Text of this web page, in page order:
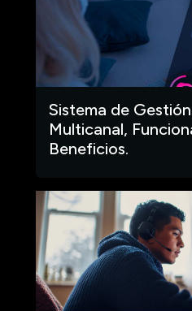
Sistema de
Multicanal,
Beneficios.